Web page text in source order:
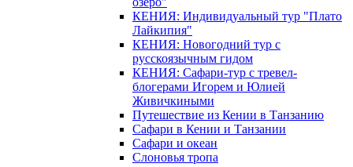
КЕНИЯ: Индивидуальный тур "Плато
Лайкипия"
КЕНИЯ: Новогодний тур с
русскоязычным гидом
КЕНИЯ: Сафари-тур с тревел-
блогерами Игорем и Юлией
Живичкиными
Путешествие из Кении в Танзанию
Сафари в Кении и Танзании
Сафари и океан
Слоновья тропа